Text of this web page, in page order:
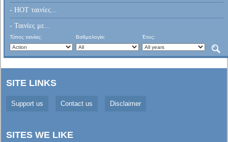
- HOT ταινίες...
- Ταινίες με...
Τύπος ταινίας: Βαθμολογία: Έτος:
SITE LINKS
Support us Contact us Disclaimer
SITES WE LIKE